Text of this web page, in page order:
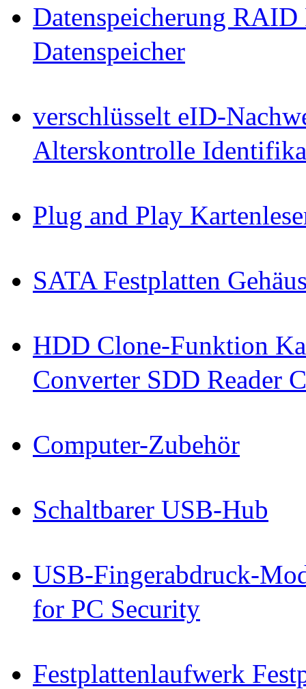
Datenspeicherung
Datenspeicher
verschlüsselt eID-
Alterskontrolle
Plug and Play
SATA Festplatten
HDD Clone-Funktion
Converter SDD Reader
Computer-Zubehör
Schaltbarer USB-Hub
USB-Fingerabdruck-
for PC Security
Festplattenlaufwerk